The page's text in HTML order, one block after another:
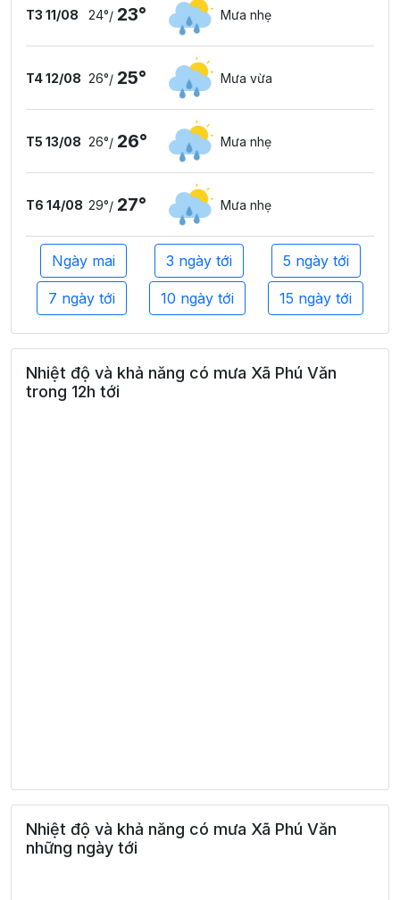
T3 11/08 24°/ 23° Mưa nhẹ
T4 12/08 26°/ 25° Mưa vừa
T5 13/08 26°/ 26° Mưa nhẹ
T6 14/08 29°/ 27° Mưa nhẹ
Ngày mai 3 ngày tới 5 ngày tới
7 ngày tới 10 ngày tới 15 ngày tới
Nhiệt độ và khả năng có mưa Xã Phú Văn
trong 12h tới
Nhiệt độ và khả năng có mưa Xã Phú Văn
những ngày tới